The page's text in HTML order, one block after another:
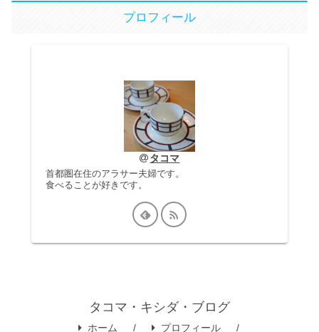
プロフィール
タコマ
首都圏在住のアラサー夫婦です。
食べることが好きです。
タコマ・キシダ・ブログ
ホーム プロフィール